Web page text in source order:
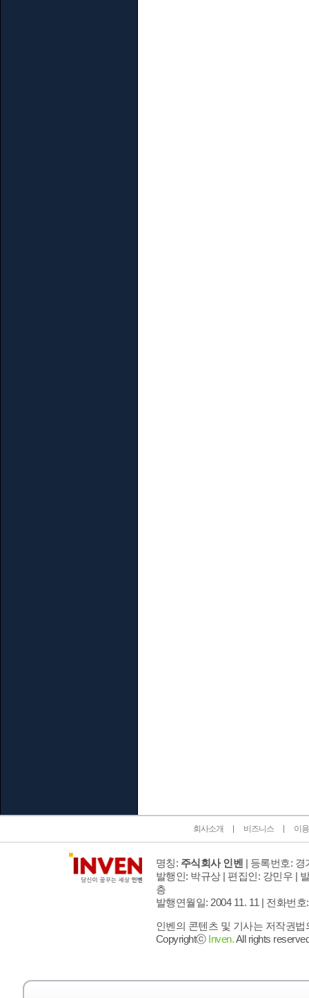
회사소개 비즈니스 이
명칭: 주식회사 인벤 | 등록번호: 경
발행인: 박규상 | 편집인: 강민우 |
층
발행연월일: 2004 11. 11 | 전화번호
인벤의 콘텐츠 및 기사는 저작권
Copyrightⓒ Inven.All rights